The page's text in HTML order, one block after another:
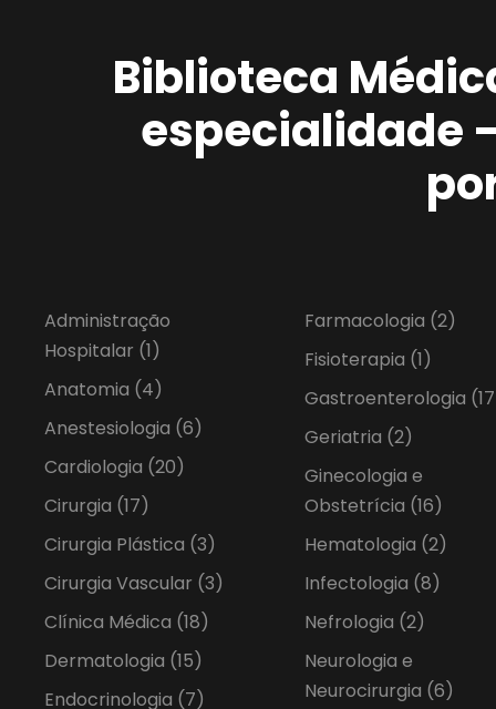
Biblioteca
especialidade
Administração
Hospitalar (1)
Anatomia (4)
Anestesiologia (6)
Cardiologia (20)
Cirurgia (17)
Cirurgia Plástica (3)
Cirurgia Vascular (3)
Clínica Médica (18)
Dermatologia (15)
Endocrinologia (7)
Farmacologia (2)
Fisioterapia (1)
Gastroenterologia
Geriatria (2)
Ginecologia e
Obstetrícia (16)
Hematologia (2)
Infectologia (8)
Nefrologia (2)
Neurologia e
Neurocirurgia (6)